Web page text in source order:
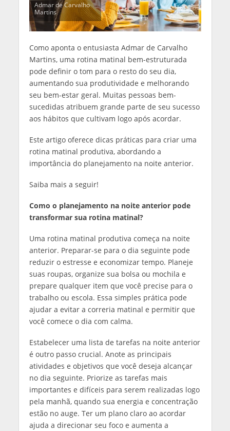
Admar de Carvalho
Martins
Como aponta o entusiasta Admar de Carvalho
Martins, uma rotina matinal bem-estruturada
pode definir o tom para o resto do seu dia,
aumentando sua produtividade e melhorando
seu bem-estar geral. Muitas pessoas bem-
sucedidas atribuem grande parte de seu sucesso
aos hábitos que cultivam logo após acordar.
Este artigo oferece dicas práticas para criar uma
rotina matinal produtiva, abordando a
importância do planejamento na noite anterior.
Saiba mais a seguir!
Como o planejamento na noite anterior pode
transformar sua rotina matinal?
Uma rotina matinal produtiva começa na noite
anterior. Preparar-se para o dia seguinte pode
reduzir o estresse e economizar tempo. Planeje
suas roupas, organize sua bolsa ou mochila e
prepare qualquer item que você precise para o
trabalho ou escola. Essa simples prática pode
ajudar a evitar a correria matinal e permitir que
você comece o dia com calma.
Estabelecer uma lista de tarefas na noite anterior
é outro passo crucial. Anote as principais
atividades e objetivos que você deseja alcançar
no dia seguinte. Priorize as tarefas mais
importantes e difíceis para serem realizadas logo
pela manhã, quando sua energia e concentração
estão no auge. Ter um plano claro ao acordar
ajuda a direcionar seu foco e aumenta a